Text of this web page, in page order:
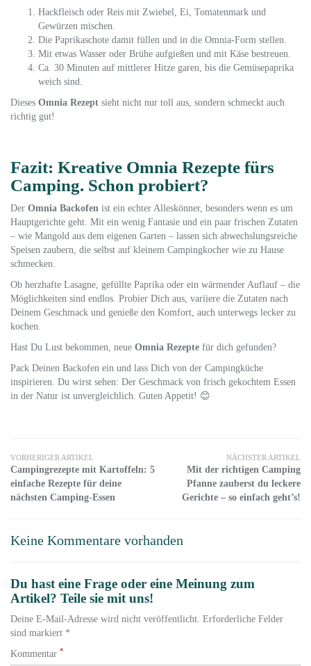
Hackfleisch oder Reis mit Zwiebel, Ei, Tomatenmark und
Gewürzen mischen.
Die Paprikaschote damit füllen und in die Omnia-Form stellen.
Mit etwas Wasser oder Brühe aufgießen und mit Käse bestreuen.
Ca. 30 Minuten auf mittlerer Hitze garen, bis die Gemüsepaprika
weich sind.
Dieses Omnia Rezept sieht nicht nur toll aus, sondern schmeckt auch
richtig gut!
Fazit: Kreative Omnia Rezepte fürs
Camping. Schon probiert?
Der Omnia Backofen ist ein echter Alleskönner, besonders wenn es um
Hauptgerichte geht. Mit ein wenig Fantasie und ein paar frischen Zutaten
– wie Mangold aus dem eigenen Garten – lassen sich abwechslungsreiche
Speisen zaubern, die selbst auf kleinem Campingkocher wie zu Hause
schmecken.
Ob herzhafte Lasagne, gefüllte Paprika oder ein wärmender Auflauf – die
Möglichkeiten sind endlos. Probier Dich aus, variiere die Zutaten nach
Deinem Geschmack und genieße den Komfort, auch unterwegs lecker zu
kochen.
Hast Du Lust bekommen, neue Omnia Rezepte für dich gefunden?
Pack Deinen Backofen ein und lass Dich von der Campingküche
inspirieren. Du wirst sehen: Der Geschmack von frisch gekochtem Essen
in der Natur ist unvergleichlich. Guten Appetit! 😊
VORHERIGER ARTIKEL
Campingrezepte mit Kartoffeln: 5
einfache Rezepte für deine
nächsten Camping-Essen
NÄCHSTER ARTIKEL
Mit der richtigen Camping
Pfanne zauberst du leckere
Gerichte – so einfach geht’s!
Keine Kommentare vorhanden
Du hast eine Frage oder eine Meinung zum
Artikel? Teile sie mit uns!
Deine E-Mail-Adresse wird nicht veröffentlicht. Erforderliche Felder
sind markiert *
Kommentar *